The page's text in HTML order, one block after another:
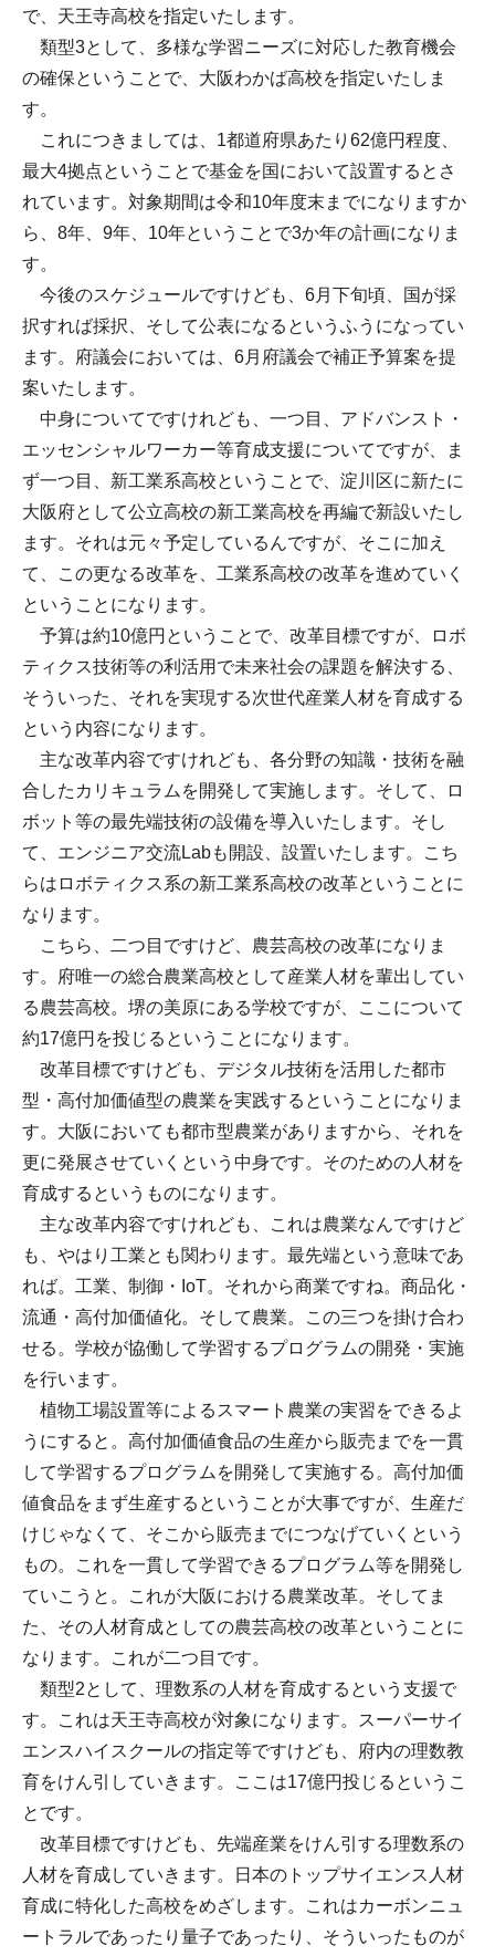
で、天王寺高校を指定いたします。
類型3として、多様な学習ニーズに対応した教育機会
の確保ということで、大阪わかば高校を指定いたしま
す。
これにつきましては、1都道府県あたり62億円程度、
最大4拠点ということで基金を国において設置するとさ
れています。対象期間は令和10年度末までになりますか
ら、8年、9年、10年ということで3か年の計画になりま
す。
今後のスケジュールですけども、6月下旬頃、国が採
択すれば採択、そして公表になるというふうになってい
ます。府議会においては、6月府議会で補正予算案を提
案いたします。
中身についてですけれども、一つ目、アドバンスト・
エッセンシャルワーカー等育成支援についてですが、ま
ず一つ目、新工業系高校ということで、淀川区に新たに
大阪府として公立高校の新工業高校を再編で新設いたし
ます。それは元々予定しているんですが、そこに加え
て、この更なる改革を、工業系高校の改革を進めていく
ということになります。
予算は約10億円ということで、改革目標ですが、ロボ
ティクス技術等の利活用で未来社会の課題を解決する、
そういった、それを実現する次世代産業人材を育成する
という内容になります。
主な改革内容ですけれども、各分野の知識・技術を融
合したカリキュラムを開発して実施します。そして、ロ
ボット等の最先端技術の設備を導入いたします。そし
て、エンジニア交流Labも開設、設置いたします。こち
らはロボティクス系の新工業系高校の改革ということに
なります。
こちら、二つ目ですけど、農芸高校の改革になりま
す。府唯一の総合農業高校として産業人材を輩出してい
る農芸高校。堺の美原にある学校ですが、ここについて
約17億円を投じるということになります。
改革目標ですけども、デジタル技術を活用した都市
型・高付加価値型の農業を実践するということになりま
す。大阪においても都市型農業がありますから、それを
更に発展させていくという中身です。そのための人材を
育成するというものになります。
主な改革内容ですけれども、これは農業なんですけど
も、やはり工業とも関わります。最先端という意味であ
れば。工業、制御・IoT。それから商業ですね。商品化・
流通・高付加価値化。そして農業。この三つを掛け合わ
せる。学校が協働して学習するプログラムの開発・実施
を行います。
植物工場設置等によるスマート農業の実習をできるよ
うにすると。高付加価値食品の生産から販売までを一貫
して学習するプログラムを開発して実施する。高付加価
値食品をまず生産するということが大事ですが、生産だ
けじゃなくて、そこから販売までにつなげていくという
もの。これを一貫して学習できるプログラム等を開発し
ていこうと。これが大阪における農業改革。そしてま
た、その人材育成としての農芸高校の改革ということに
なります。これが二つ目です。
類型2として、理数系の人材を育成するという支援で
す。これは天王寺高校が対象になります。スーパーサイ
エンスハイスクールの指定等ですけども、府内の理数教
育をけん引していきます。ここは17億円投じるというこ
とです。
改革目標ですけども、先端産業をけん引する理数系の
人材を育成していきます。日本のトップサイエンス人材
育成に特化した高校をめざします。これはカーボンニュ
ートラルであったり量子であったり、そういったものが